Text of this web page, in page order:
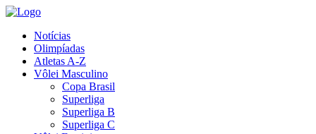
Notícias
Olimpíadas
Atletas A-Z
Vôlei Masculino
Copa Brasil
Superliga
Superliga B
Superliga C